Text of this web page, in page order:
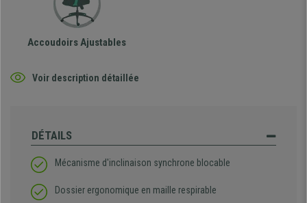
Accoudoirs Ajustables
Voir description détaillée
DÉTAILS
Mécanisme d'inclinaison synchrone blocable
Dossier ergonomique en maille respirable